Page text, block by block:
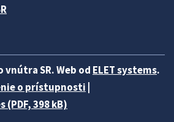
SR. Web od ELET systems.
o prístupnosti
(PDF, 398 kB)